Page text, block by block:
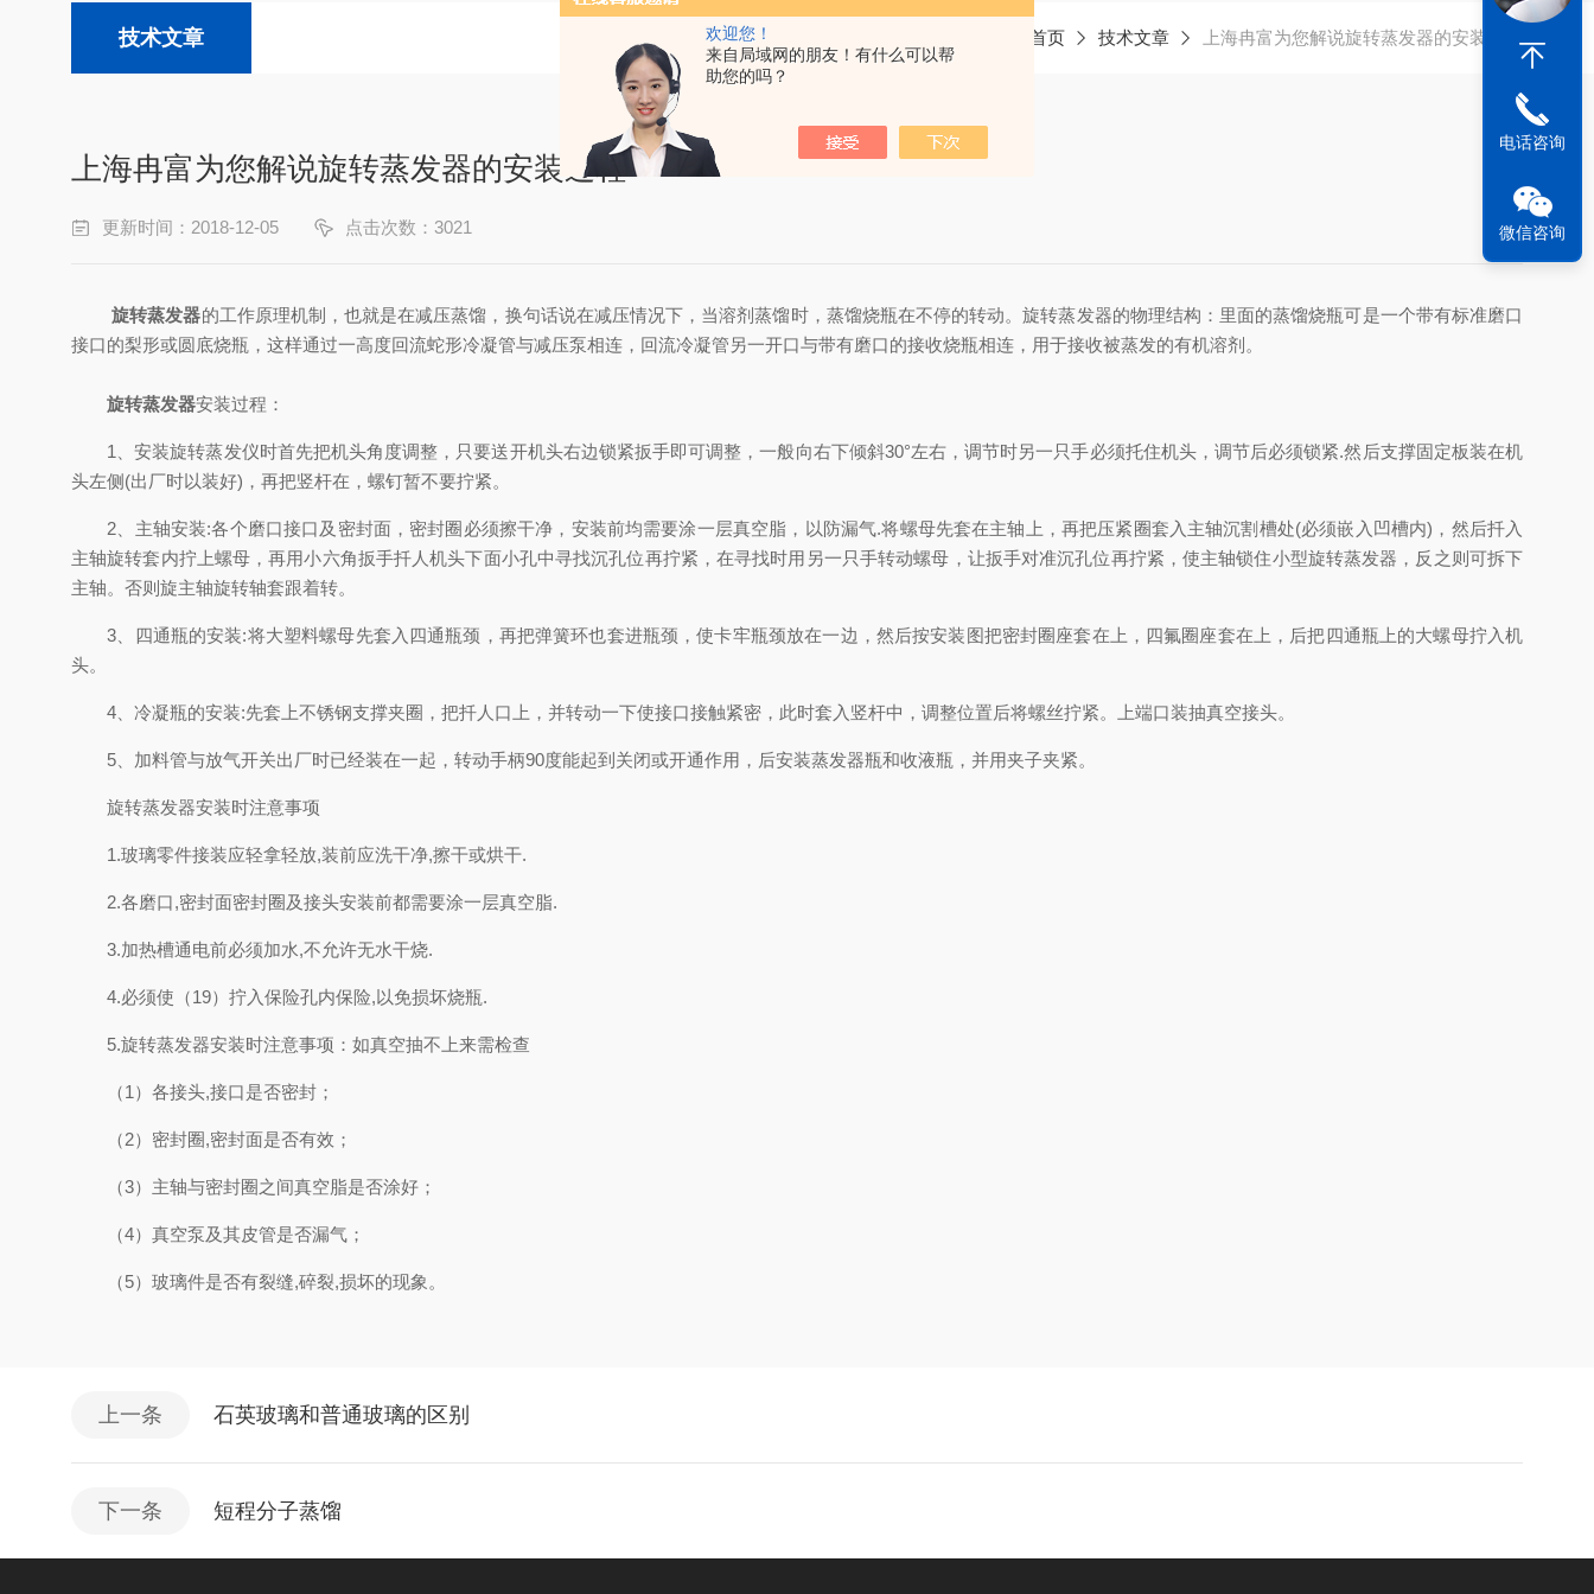
欢迎您！
来自局域网的朋友！有什么可以帮
助您的吗？
技术文章 首页 技术文章 上海冉富为您解说旋转蒸发器的安装过程
上海冉富为您解说旋转蒸发器的安装过程
更新时间：2018-12-05 点击次数：3021
旋转蒸发器的工作原理机制，也就是在减压蒸馏，换句话说在减压情况下，当溶剂蒸馏时，蒸馏烧瓶在不停的转动。旋转蒸发器的物理结构：里面的蒸馏烧瓶可是一个带有标准磨口
接口的梨形或圆底烧瓶，这样通过一高度回流蛇形冷凝管与减压泵相连，回流冷凝管另一开口与带有磨口的接收烧瓶相连，用于接收被蒸发的有机溶剂。
旋转蒸发器安装过程：
1、安装旋转蒸发仪时首先把机头角度调整，只要送开机头右边锁紧扳手即可调整，一般向右下倾斜30°左右，调节时另一只手必须托住机头，调节后必须锁紧.然后支撑固定板装在机
头左侧(出厂时以装好)，再把竖杆在，螺钉暂不要拧紧。
2、主轴安装:各个磨口接口及密封面，密封圈必须擦干净，安装前均需要涂一层真空脂，以防漏气.将螺母先套在主轴上，再把压紧圈套入主轴沉割槽处(必须嵌入凹槽内)，然后扦入
主轴旋转套内拧上螺母，再用小六角扳手扦人机头下面小孔中寻找沉孔位再拧紧，在寻找时用另一只手转动螺母，让扳手对准沉孔位再拧紧，使主轴锁住小型旋转蒸发器，反之则可拆下
主轴。否则旋主轴旋转轴套跟着转。
3、四通瓶的安装:将大塑料螺母先套入四通瓶颈，再把弹簧环也套进瓶颈，使卡牢瓶颈放在一边，然后按安装图把密封圈座套在上，四氟圈座套在上，后把四通瓶上的大螺母拧入机
头。
4、冷凝瓶的安装:先套上不锈钢支撑夹圈，把扦人口上，并转动一下使接口接触紧密，此时套入竖杆中，调整位置后将螺丝拧紧。上端口装抽真空接头。
5、加料管与放气开关出厂时已经装在一起，转动手柄90度能起到关闭或开通作用，后安装蒸发器瓶和收液瓶，并用夹子夹紧。
旋转蒸发器安装时注意事项
1.玻璃零件接装应轻拿轻放,装前应洗干净,擦干或烘干.
2.各磨口,密封面密封圈及接头安装前都需要涂一层真空脂.
3.加热槽通电前必须加水,不允许无水干烧.
4.必须使（19）拧入保险孔内保险,以免损坏烧瓶.
5.旋转蒸发器安装时注意事项：如真空抽不上来需检查
（1）各接头,接口是否密封；
（2）密封圈,密封面是否有效；
（3）主轴与密封圈之间真空脂是否涂好；
（4）真空泵及其皮管是否漏气；
（5）玻璃件是否有裂缝,碎裂,损坏的现象。
上一条 石英玻璃和普通玻璃的区别
下一条 短程分子蒸馏
电话咨询
微信咨询